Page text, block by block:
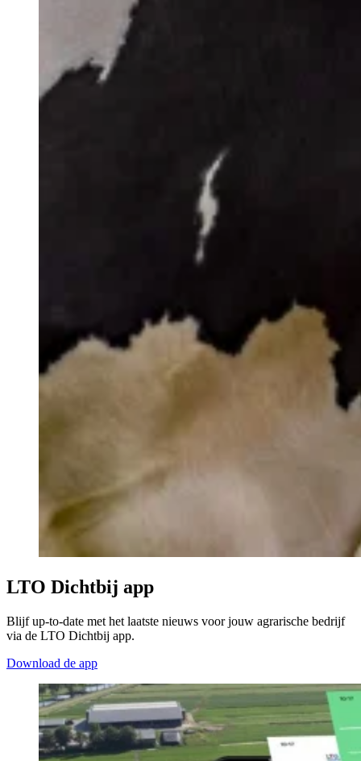
LTO Dichtbij app
Blijf up-to-date met het laatste nieuws voor jouw agrarische bedrijf
via de LTO Dichtbij app.
Download de app